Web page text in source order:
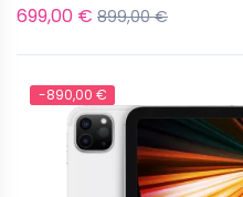
699,00 € 899,00 €
-890,00 €